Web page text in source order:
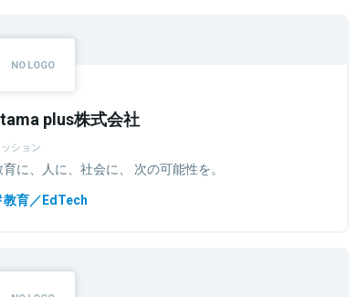
plus株式会社
ション
育に、人に、社会に、 次の可能性を。
教育／EdTech